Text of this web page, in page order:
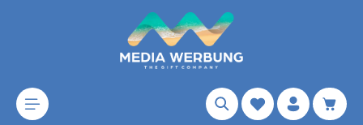
Zum Hauptinhalt springen
Merkzettel